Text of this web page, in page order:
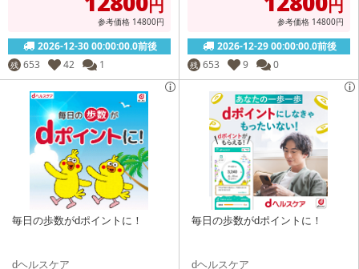
円
参考価格 14800円
2026-12-30 00:00:00.0前後
残 653 42 1
円
参考価格 14800円
2026-12-29 00:00:00.0前後
残 653 9 0
毎日の歩数がdポイントに！
dヘルスケア
毎日の歩数がdポイントに！
dヘルスケア